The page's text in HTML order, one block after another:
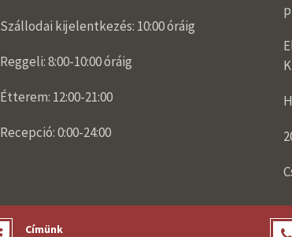
Szállodai kijelentkezés: 10:00 óráig
Reggeli: 8:00-10:00 óráig
Étterem: 12:00-21:00
Recepció: 0:00-24:00
Címünk